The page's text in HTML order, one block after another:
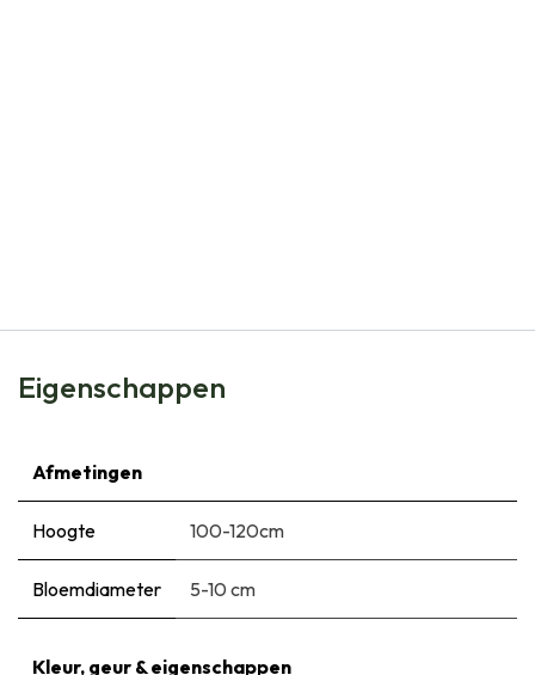
Eigenschappen
Afmetingen
Hoogte 100-120cm
Bloemdiameter 5-10 cm
Kleur, geur & eigenschappen